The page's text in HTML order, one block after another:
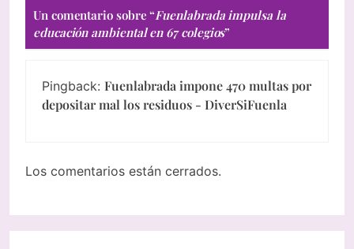
Un comentario sobre “Fuenlabrada impulsa la
educación ambiental en 67 colegios”
Pingback: Fuenlabrada impone 470 multas por
depositar mal los residuos - DiverSiFuenla
Los comentarios están cerrados.